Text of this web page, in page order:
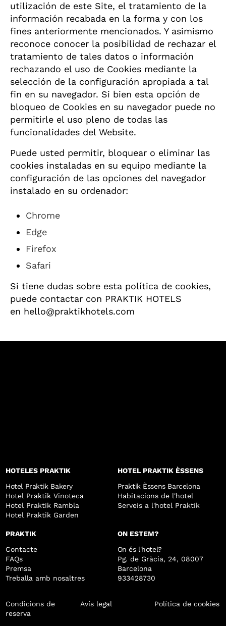
utilización de este Site, el tratamiento de la
información recabada en la forma y con los
fines anteriormente mencionados. Y asimismo
reconoce conocer la posibilidad de rechazar el
tratamiento de tales datos o información
rechazando el uso de Cookies mediante la
selección de la configuración apropiada a tal
fin en su navegador. Si bien esta opción de
bloqueo de Cookies en su navegador puede no
permitirle el uso pleno de todas las
funcionalidades del Website.
Puede usted permitir, bloquear o eliminar las
cookies instaladas en su equipo mediante la
configuración de las opciones del navegador
instalado en su ordenador:
Chrome
Edge
Firefox
Safari
Si tiene dudas sobre esta política de cookies,
puede contactar con PRAKTIK HOTELS
en hello@praktikhotels.com
HOTELES PRAKTIK
Hotel Praktik Bakery
Hotel Praktik Vinoteca
Hotel Praktik Rambla
Hotel Praktik Garden
HOTEL PRAKTIK ÈSSENS
Praktik Èssens Barcelona
Habitacions de l'hotel
Serveis a l'hotel Praktik
PRAKTIK
Contacte
FAQs
Premsa
Treballa amb nosaltres
ON ESTEM?
On és l'hotel?
Pg. de Gràcia, 24, 08007
Barcelona
933428730
Condicions de
reserva
Avís legal Política de cookies